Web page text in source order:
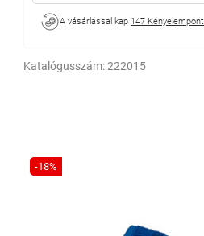
A vásárlással kap 147 Kényelempont
Katalógusszám:222015
-18%